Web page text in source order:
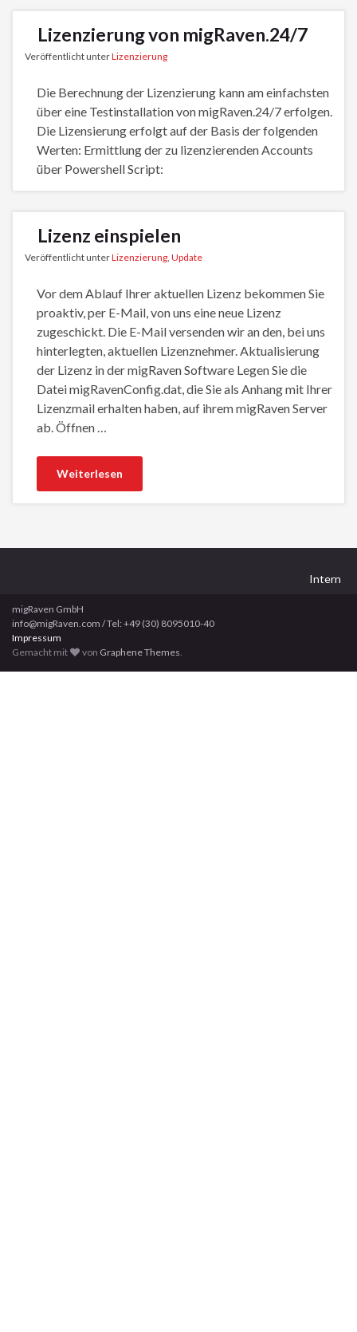
Lizenzierung von migRaven.24/7
Veröffentlicht unterLizenzierung
Die Berechnung der Lizenzierung kann am einfachsten
über eine Testinstallation von migRaven.24/7 erfolgen.
Die Lizensierung erfolgt auf der Basis der folgenden
Werten: Ermittlung der zu lizenzierenden Accounts
über Powershell Script:
Lizenz einspielen
Veröffentlicht unterLizenzierung Update
Vor dem Ablauf Ihrer aktuellen Lizenz bekommen Sie
proaktiv, per E-Mail, von uns eine neue Lizenz
zugeschickt. Die E-Mail versenden wir an den, bei uns
hinterlegten, aktuellen Lizenznehmer. Aktualisierung
der Lizenz in der migRaven Software Legen Sie die
Datei migRavenConfig.dat, die Sie als Anhang mit Ihrer
Lizenzmail erhalten haben, auf ihrem migRaven Server
ab. Öffnen …
Weiterlesen
Intern
migRaven GmbH
info@migRaven.com / Tel: +49 (30) 8095010-40
Impressum
Gemacht mit
von Graphene Themes